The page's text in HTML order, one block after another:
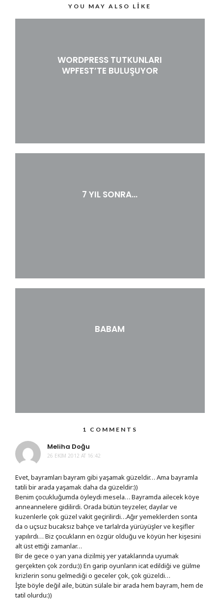
YOU MAY ALSO LIKE
WORDPRESS TUTKUNLARI
WPFEST’TE BULUŞUYOR
7 YIL SONRA…
BABAM
1 COMMENTS
Meliha Doğu
26 EKIM 2012 AT 16:42
Evet, bayramları bayram gibi yaşamak güzeldir… Ama bayramla
tatili bir arada yaşamak daha da güzeldir:))
Benim çocukluğumda öyleydi mesela… Bayramda ailecek köye
anneannelere gidilirdi. Orada bütün teyzeler, dayılar ve
kuzenlerle çok güzel vakit geçirilirdi…Ağır yemeklerden sonta
da o uçsuz bucaksız bahçe ve tarlalrda yürüyüşler ve keşifler
yapılırdı… Biz çocukların en özgür olduğu ve köyün her kişesini
alt üst ettiği zamanlar…
Bir de gece o yan yana dizilmiş yer yataklarında uyumak
gerçekten çok zordu:)) En garip oyunların icat edildiği ve gülme
krizlerin sonu gelmediği o geceler çok, çok güzeldi…
İşte böyle değil aile, bütün sülale bir arada hem bayram, hem de
tatil olurdu:))